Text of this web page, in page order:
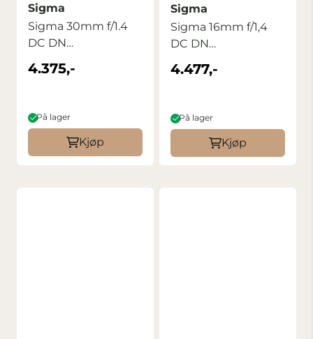
Sigma
Sigma 30mm f/1.4
DC DN
Canon ...
4.375,-
På lager
Kjøp
Sigma
Sigma 16mm f/1,4
DC DN
Canon ...
4.477,-
På lager
Kjøp